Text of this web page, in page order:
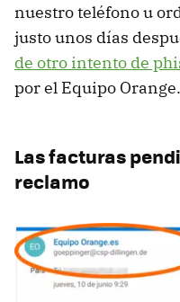
nuestro teléfono u
justo unos días
de otro intento de
por el Equipo
Las facturas
reclamo